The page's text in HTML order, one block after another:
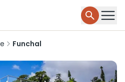
Funchal